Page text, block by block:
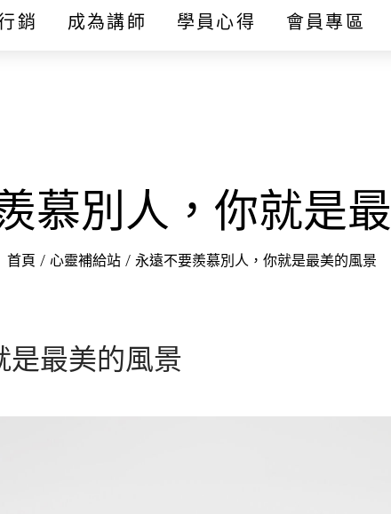
銷 成為講師 學員心得 會員專區
慕別人，你就是
首頁 / 心靈補給站 / 永遠不要羨慕別人，你就是最美的風景
是最美的風景